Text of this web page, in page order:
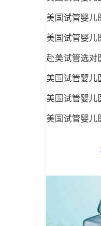
美国试管婴儿
美国试管婴儿
赴美试管选对
美国试管婴儿
美国试管婴儿
美国试管婴儿